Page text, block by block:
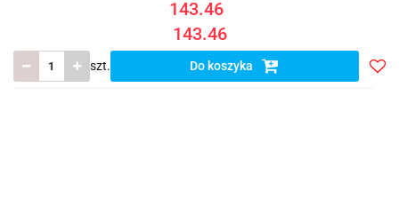
143.46
143.46
szt. Do koszyka